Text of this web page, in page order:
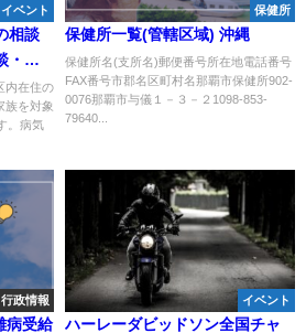
イベント
相談
交
内在住の
族を対象
。病気
保健所
保健所一覧(管轄区域) 沖縄
保健所名(支所名)郵便番号所在地電話番号
FAX番号市郡名区町村名那覇市保健所902-
0076那覇市与儀１－３－２1098-853-
79640...
行政情報
病受給
イベント
ハーレーダビッドソン全国チャ